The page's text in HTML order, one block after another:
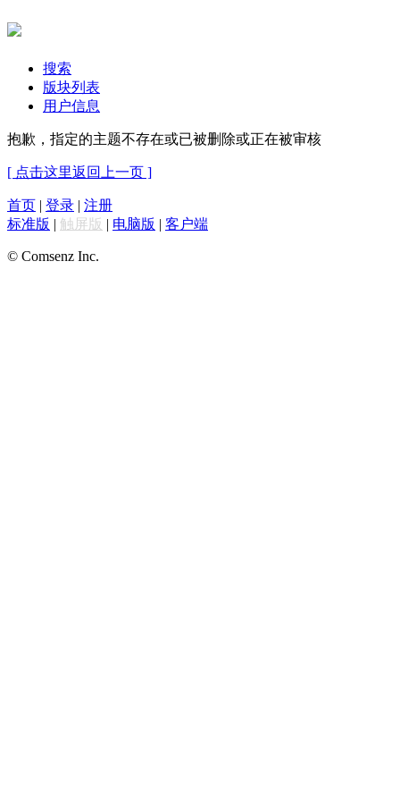
搜索
版块列表
用户信息
抱歉，指定的主题不存在或已被删除或正在被审核
[ 点击这里返回上一页 ]
首页 | 登录 | 注册
标准版 | 触屏版 | 电脑版 | 客户端
© Comsenz Inc.